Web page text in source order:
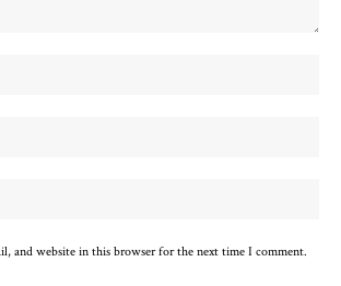
and website in this browser for the next time I comment.